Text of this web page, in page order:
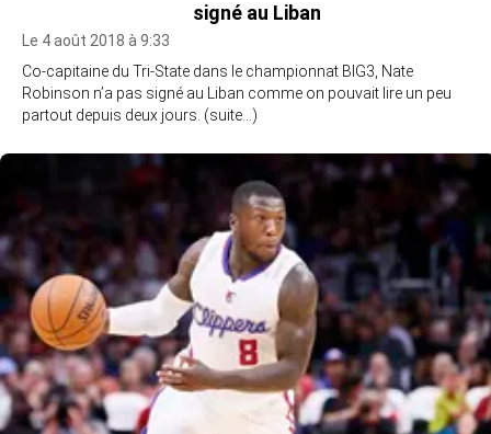
signé au Liban
Le 4 août 2018 à 9:33
Co-capitaine du Tri-State dans le championnat BIG3, Nate
Robinson n’a pas signé au Liban comme on pouvait lire un peu
partout depuis deux jours. (suite…)